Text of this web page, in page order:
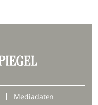
Mediadaten